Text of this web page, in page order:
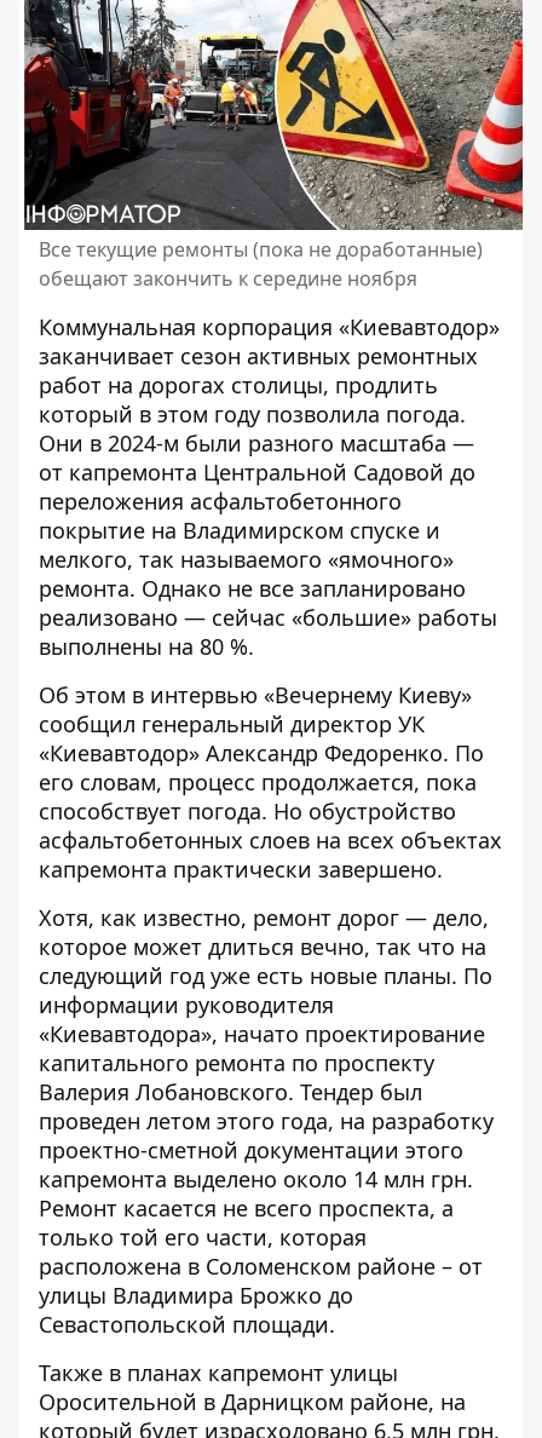
Все текущие ремонты (пока не доработанные)
обещают закончить к середине ноября
Коммунальная корпорация «Киевавтодор»
заканчивает сезон активных ремонтных
работ на дорогах столицы, продлить
который в этом году позволила погода.
Они в 2024-м были разного масштаба —
от капремонта Центральной Садовой до
переложения асфальтобетонного
покрытие на Владимирском спуске и
мелкого, так называемого «ямочного»
ремонта. Однако не все запланировано
реализовано — сейчас «большие» работы
выполнены на 80 %.
Об этом в интервью «Вечернему Киеву»
сообщил генеральный директор УК
«Киевавтодор» Александр Федоренко. По
его словам, процесс продолжается, пока
способствует погода. Но обустройство
асфальтобетонных слоев на всех объектах
капремонта практически завершено.
Хотя, как известно, ремонт дорог — дело,
которое может длиться вечно, так что на
следующий год уже есть новые планы. По
информации руководителя
«Киевавтодора», начато проектирование
капитального ремонта по проспекту
Валерия Лобановского. Тендер был
проведен летом этого года, на разработку
проектно-сметной документации этого
капремонта выделено около 14 млн грн.
Ремонт касается не всего проспекта, а
только той его части, которая
расположена в Соломенском районе – от
улицы Владимира Брожко до
Севастопольской площади.
Также в планах капремонт улицы
Оросительной в Дарницком районе, на
который будет израсходовано 6,5 млн грн.